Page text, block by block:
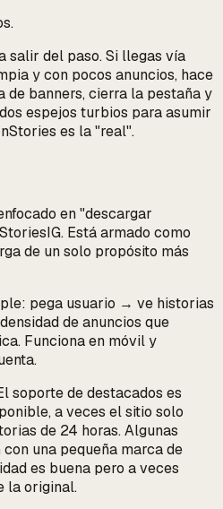
salir del paso. Si llegas vía
y con pocos anuncios, hace
de banners, cierra la pestaña y
espejos turbios para asumir
es la "real".
en "descargar
Está armado como
de un solo propósito más
pega usuario → ve historias
de anuncios que
Funciona en móvil y
soporte de destacados es
a veces el sitio solo
de 24 horas. Algunas
una pequeña marca de
es buena pero a veces
la original.